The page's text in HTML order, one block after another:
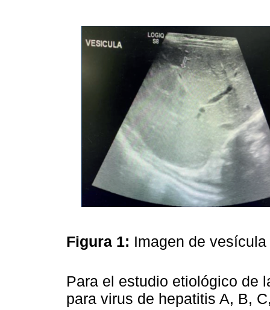
Figura 1: Imagen de
Para el estudio etiológico de
para virus de hepatitis A, B,